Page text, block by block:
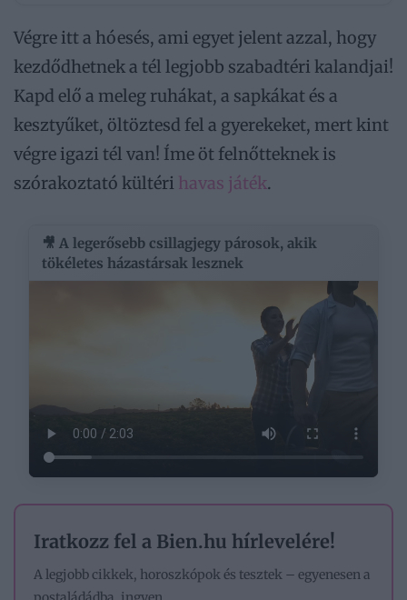
Végre itt a hóesés, ami egyet jelent azzal, hogy
kezdődhetnek a tél legjobb szabadtéri kalandjai!
Kapd elő a meleg ruhákat, a sapkákat és a
kesztyűket, öltöztesd fel a gyerekeket, mert kint
végre igazi tél van! Íme öt felnőtteknek is
szórakoztató kültéri havas játék.
🎥 A legerősebb csillagjegy párosok, akik
tökéletes házastársak lesznek
Iratkozz fel a Bien.hu hírlevelére!
A legjobb cikkek, horoszkópok és tesztek – egyenesen a